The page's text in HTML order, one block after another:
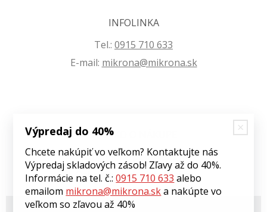
INFOLINKA
Tel.: 0915 710 633
E-mail: mikrona@mikrona.sk
VŠETKO O NÁKUPE
Obchodné podmienky
Ochrana osobných údajov
Výpredaj do 40%
Chcete nakúpiť vo veľkom? Kontaktujte nás
Výpredaj skladových zásob! Zľavy až do 40%.
Informácie na tel. č.:0915 710 633 alebo
emailom mikrona@mikrona.ska nakúpte vo
veľkom so zľavou až 40%